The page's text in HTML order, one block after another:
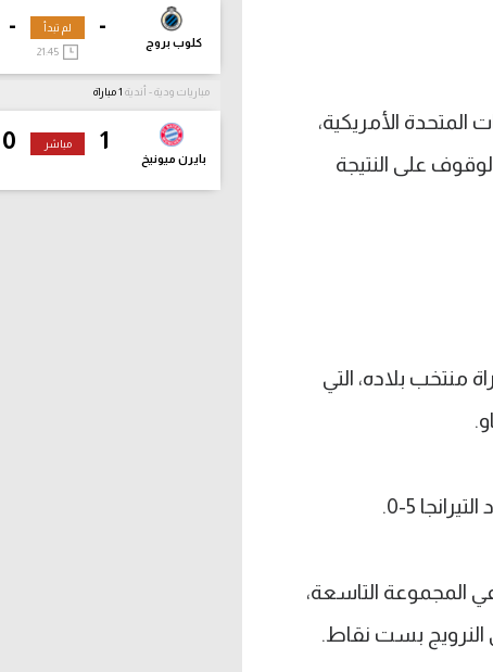
الأمريكية،
على النتيجة
ركبته عند الدقيقة 63 من عمر مباراة منتخب بلاده، التي
5-0.
الثالثة في المجموعة التاسعة،
النرويج بست نقاط.
-
كلوب بروج
-
لم تبدأ
مباريات ودية - أندية
1
بايرن ميونيخ
0 مباشر